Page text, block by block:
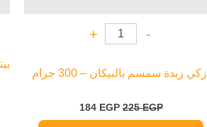
-
+
أزكي زبدة سمسم بالبيكان – 300 جرام
225EGP
184 EGP